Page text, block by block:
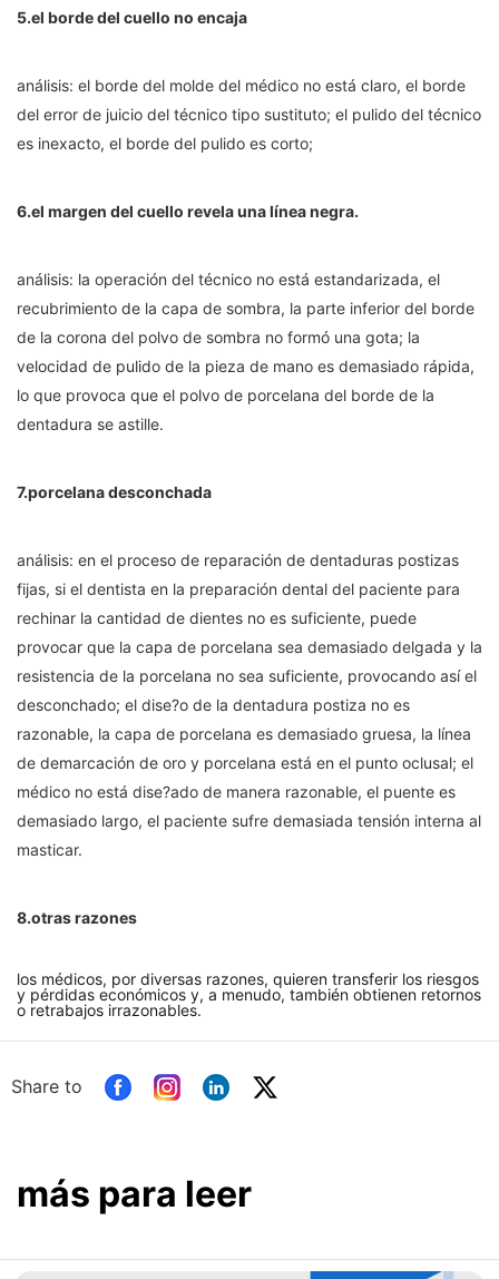
5.el borde del cuello no encaja
análisis: el borde del molde del médico no está claro, el borde
del error de juicio del técnico tipo sustituto; el pulido del técnico
es inexacto, el borde del pulido es corto;
6.el margen del cuello revela una línea negra.
análisis: la operación del técnico no está estandarizada, el
recubrimiento de la capa de sombra, la parte inferior del borde
de la corona del polvo de sombra no formó una gota; la
velocidad de pulido de la pieza de mano es demasiado rápida,
lo que provoca que el polvo de porcelana del borde de la
dentadura se astille.
7.porcelana desconchada
análisis: en el proceso de reparación de dentaduras postizas
fijas, si el dentista en la preparación dental del paciente para
rechinar la cantidad de dientes no es suficiente, puede
provocar que la capa de porcelana sea demasiado delgada y la
resistencia de la porcelana no sea suficiente, provocando así el
desconchado; el dise?o de la dentadura postiza no es
razonable, la capa de porcelana es demasiado gruesa, la línea
de demarcación de oro y porcelana está en el punto oclusal; el
médico no está dise?ado de manera razonable, el puente es
demasiado largo, el paciente sufre demasiada tensión interna al
masticar.
8.otras razones
los médicos, por diversas razones, quieren transferir los riesgos
y pérdidas económicos y, a menudo, también obtienen retornos
o retrabajos irrazonables.
Share to
más para leer